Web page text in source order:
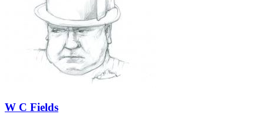
W C Fields